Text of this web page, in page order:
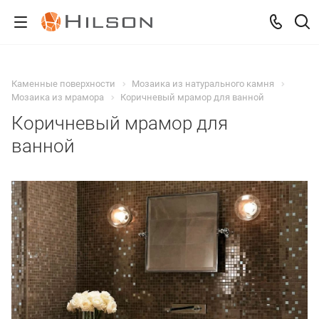
Каменные поверхности
Мозаика из натурального камня
Мозаика из мрамора
Коричневый мрамор для ванной
Коричневый мрамор для
ванной